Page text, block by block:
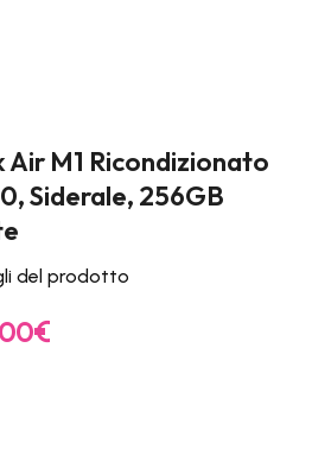
M1 Ricondizionato
Siderale, 256GB
del prodotto
€Il